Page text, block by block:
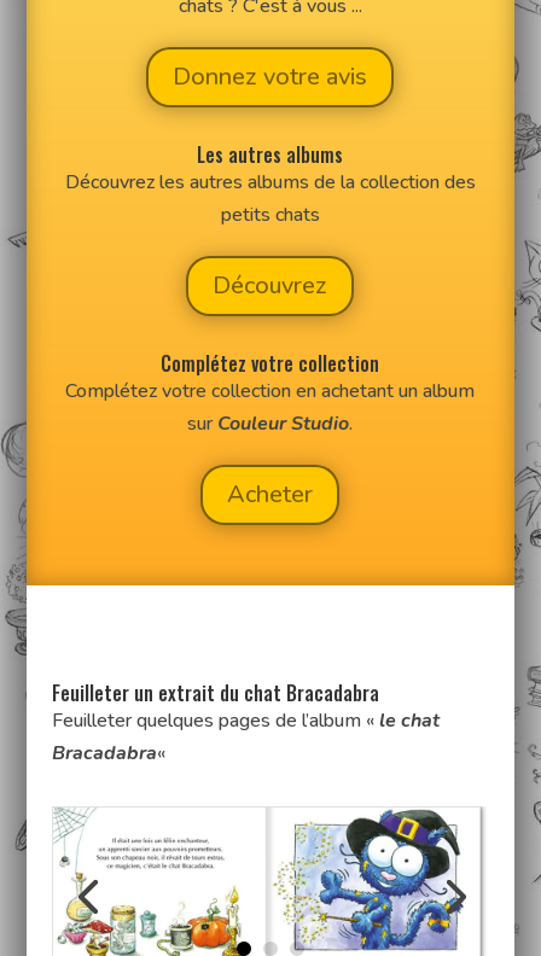
chats ? C'est à vous ...
Donnez votre avis
Les autres albums
Découvrez les autres albums de la collection des
petits chats
Découvrez
Complétez votre collection
Complétez votre collection en achetant un album
surCouleur Studio.
Acheter
Feuilleter un extrait du chat Bracadabra
Feuilleter quelques pages de l’album «le chat
Bracadabra«